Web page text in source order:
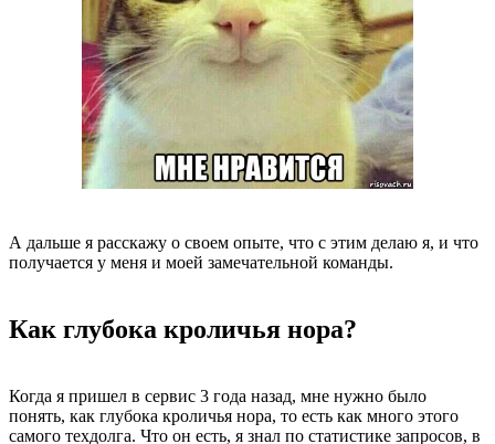
А дальше я расскажу о своем опыте, что с этим делаю я, и что
получается у меня и моей замечательной команды.
Как глубока кроличья нора?
Когда я пришел в сервис 3 года назад, мне нужно было
понять, как глубока кроличья нора, то есть как много этого
самого техдолга. Что он есть, я знал по статистике запросов, в